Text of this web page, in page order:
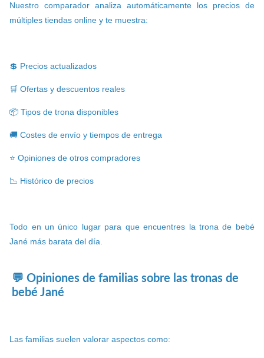
Nuestro comparador analiza automáticamente los precios de
múltiples tiendas online y te muestra:
💲 Precios actualizados
🛒 Ofertas y descuentos reales
📦 Tipos de trona disponibles
🚚 Costes de envío y tiempos de entrega
⭐ Opiniones de otros compradores
📉 Histórico de precios
Todo en un único lugar para que encuentres la trona de bebé
Jané más barata del día.
💬 Opiniones de familias sobre las tronas de
bebé Jané
Las familias suelen valorar aspectos como: